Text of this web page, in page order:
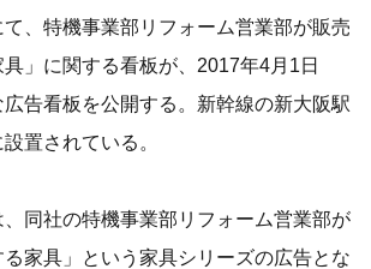
、特機事業部リフォーム営業部が販売
」に関する看板が、2017年4月1日
広告看板を公開する。新幹線の新大阪駅
置されている。
同社の特機事業部リフォーム営業部が
家具」という家具シリーズの広告とな